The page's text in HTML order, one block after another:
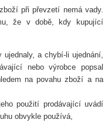
při převzetí nemá vady.
že v době, kdy kupující
a chybí-li ujednání,
nebo výrobce popsal
na povahu zboží a na
použití prodávající uvádí
obvykle používá,